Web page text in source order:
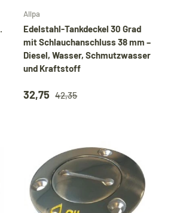
Allpa
Edelstahl-Tankdeckel 30 Grad
mit Schlauchanschluss 38 mm –
Diesel, Wasser, Schmutzwasser
und Kraftstoff
32,75 42,35